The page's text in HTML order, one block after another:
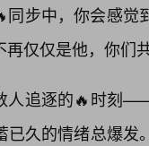
同步中，你会感觉
仅仅是他，你们
人追逐的🔥时刻
已久的情绪总爆